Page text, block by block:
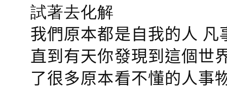
試著去化解
我們原本都是自我的人
直到有天你發現到這個世
了很多原本看不懂的人事